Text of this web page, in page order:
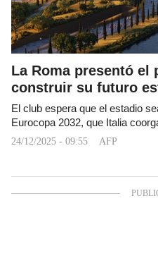
La Roma presentó el
construir su futuro
El club espera que el estadio
Eurocopa 2032, que Italia
24/12/2025 - 09:55 AFP